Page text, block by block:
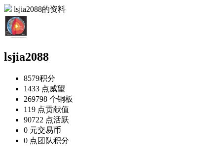
lsjia2088的资料
lsjia2088
8579积分
1433 点威望
269798 个铜板
119 点贡献值
90722 点活跃
0 元交易币
0 点团队积分